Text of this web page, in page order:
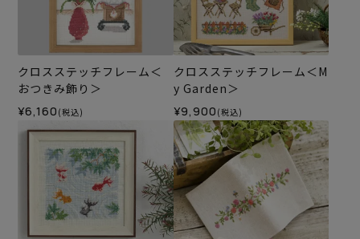
クロスステッチフレーム＜
おつきみ飾り＞
¥6,160 (税込)
クロスステッチフレーム＜M
y Garden＞
¥9,900 (税込)